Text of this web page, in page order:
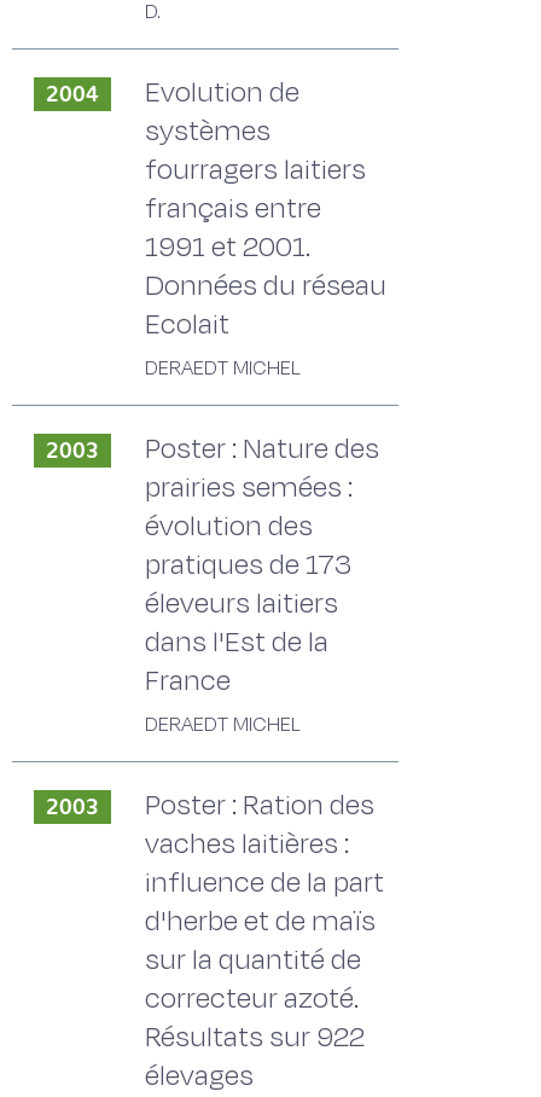
D.
2004
Evolution de
systèmes
fourragers laitiers
français entre
1991 et 2001.
Données du réseau
Ecolait
DERAEDT MICHEL
2003
Poster : Nature des
prairies semées :
évolution des
pratiques de 173
éleveurs laitiers
dans l'Est de la
France
DERAEDT MICHEL
2003
Poster : Ration des
vaches laitières :
influence de la part
d'herbe et de maïs
sur la quantité de
correcteur azoté.
Résultats sur 922
élevages